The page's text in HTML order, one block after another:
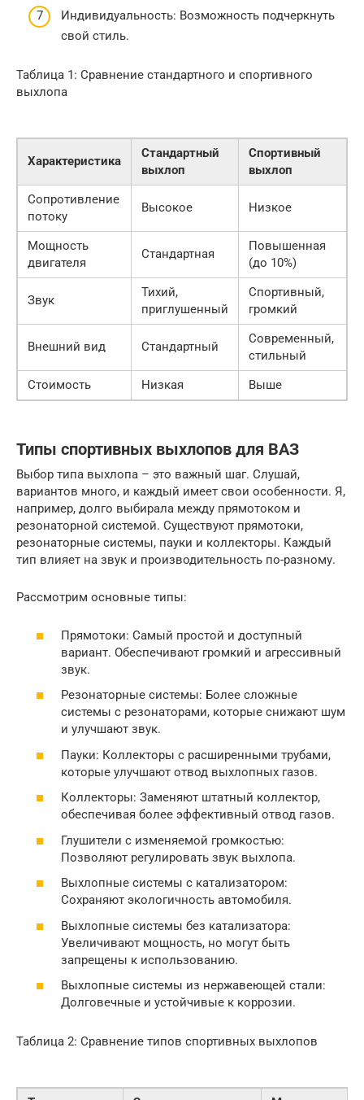
Индивидуальность: Возможность подчеркнуть
свой стиль.
Таблица 1: Сравнение стандартного и спортивного
выхлопа
Характеристика
Стандартный
выхлоп
Спортивный
выхлоп
Сопротивление
потоку
Высокое Низкое
Мощность
двигателя
Стандартная
Повышенная
(до 10%)
Звук
Тихий,
приглушенный
Спортивный,
громкий
Внешний вид Стандартный
Современный,
стильный
Стоимость
Низкая Выше
Типы спортивных выхлопов для ВАЗ
Выбор типа выхлопа – это важный шаг. Слушай,
вариантов много, и каждый имеет свои особенности. Я,
например, долго выбирала между прямотоком и
резонаторной системой. Существуют прямотоки,
резонаторные системы, пауки и коллекторы. Каждый
тип влияет на звук и производительность по-разному.
Рассмотрим основные типы:
Прямотоки: Самый простой и доступный
вариант. Обеспечивают громкий и агрессивный
звук.
Резонаторные системы: Более сложные
системы с резонаторами, которые снижают шум
и улучшают звук.
Пауки: Коллекторы с расширенными трубами,
которые улучшают отвод выхлопных газов.
Коллекторы: Заменяют штатный коллектор,
обеспечивая более эффективный отвод газов.
Глушители с изменяемой громкостью:
Позволяют регулировать звук выхлопа.
Выхлопные системы с катализатором:
Сохраняют экологичность автомобиля.
Выхлопные системы без катализатора:
Увеличивают мощность, но могут быть
запрещены к использованию.
Выхлопные системы из нержавеющей стали:
Долговечные и устойчивые к коррозии.
Таблица 2: Сравнение типов спортивных выхлопов